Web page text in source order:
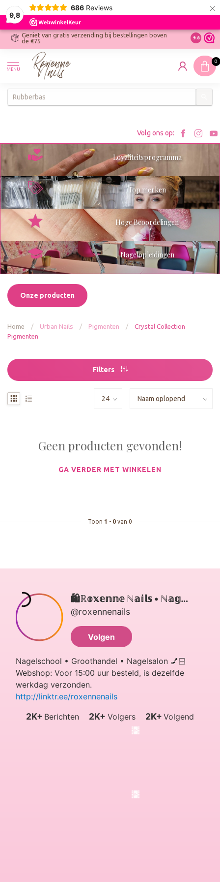
9,8
686 Reviews ×
Geniet van gratis verzending bij bestellingen boven
de €75
Ontdek
9.8
MENU
0
Volg ons op:
Bezoek
Loyaliteitsprogramma
Top merken
Hoge Beoordelingen
Nagelopleidingen
Onze producten
Home / Urban Nails / Pigmenten /
Crystal Collection
Pigmenten
Filters
Geen producten gevonden!
GA VERDER MET WINKELEN
Toon 1 - 0 van 0